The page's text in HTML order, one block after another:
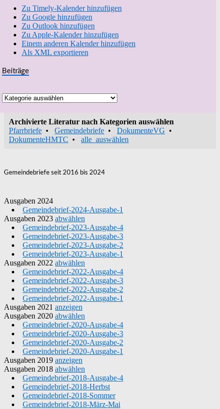
Zu Timely-Kalender hinzufügen
Zu Google hinzufügen
Zu Outlook hinzufügen
Zu Apple-Kalender hinzufügen
Einem anderen Kalender hinzufügen
Als XML exportieren
Beiträge
Beiträge
Archivierte Literatur nach Kategorien auswählen
Pfarrbriefe • Gemeindebriefe • DokumenteVG •
DokumenteHMTC • alle_auswählen
Gemeindebriefe seit 2016 bis 2024
Ausgaben 2024
Gemeindebrief-2024-Ausgabe-1
Ausgaben 2023 abwählen
Gemeindebrief-2023-Ausgabe-4
Gemeindebrief-2023-Ausgabe-3
Gemeindebrief-2023-Ausgabe-2
Gemeindebrief-2023-Ausgabe-1
Ausgaben 2022 abwählen
Gemeindebrief-2022-Ausgabe-4
Gemeindebrief-2022-Ausgabe-3
Gemeindebrief-2022-Ausgabe-2
Gemeindebrief-2022-Ausgabe-1
Ausgaben 2021 anzeigen
Ausgaben 2020 abwählen
Gemeindebrief-2020-Ausgabe-4
Gemeindebrief-2020-Ausgabe-3
Gemeindebrief-2020-Ausgabe-2
Gemeindebrief-2020-Ausgabe-1
Ausgaben 2019 anzeigen
Ausgaben 2018 abwählen
Gemeindebrief-2018-Ausgabe-4
Gemeindebrief-2018-Herbst
Gemeindebrief-2018-Sommer
Gemeindebrief-2018-März-Mai